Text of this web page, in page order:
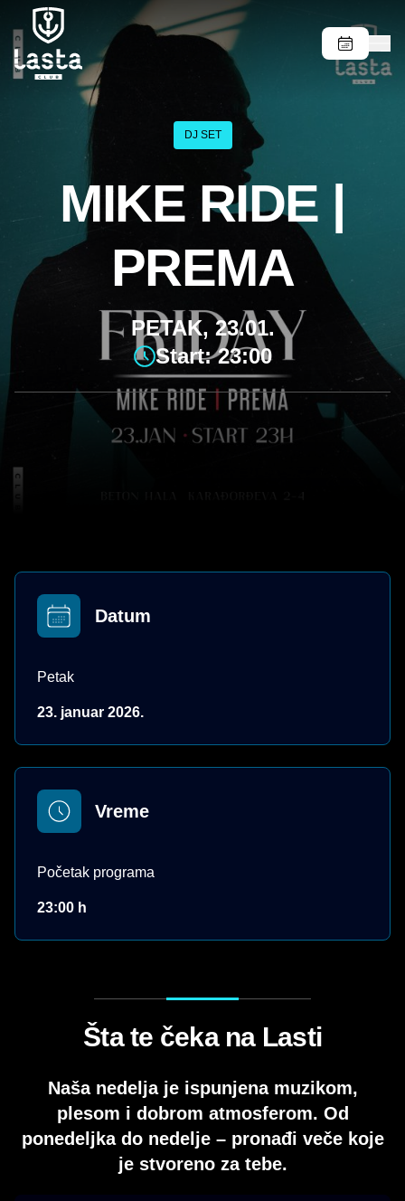
DJ SET
MIKE RIDE |
PREMA
PETAK, 23.01.
Start: 23:00
Datum
Petak
23. januar 2026.
Vreme
Početak programa
23:00 h
Šta te čeka na Lasti
Naša nedelja je ispunjena muzikom,
plesom i dobrom atmosferom. Od
ponedeljka do nedelje – pronađi veče koje
je stvoreno za tebe.